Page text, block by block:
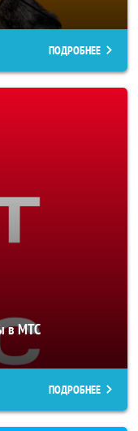
ПОДРОБНЕЕ
в МТС
ПОДРОБНЕЕ